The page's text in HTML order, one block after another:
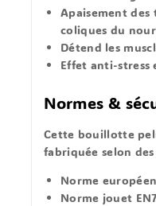
Apaisement des
coliques du
Détend les
Effet anti-stress
Normes &
Cette bouillotte
fabriquée selon
Norme
Norme jouet